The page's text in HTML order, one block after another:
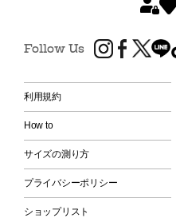
Follow Us
利用規約
How to
サイズの測り方
プライバシーポリシー
ショップリスト